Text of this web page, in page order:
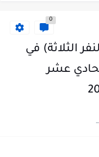
مذكرة شاملة في القران الكريم للصف الثاني عشر الفصل الثاني...
0
الثلاثة) في
عشر